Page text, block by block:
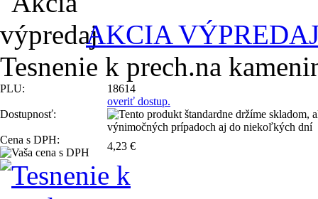
AKCIA
Tesnenie k prech.na
PLU: 18614
Dostupnosť:
overiť dostup.
Cena s DPH:
4,23 €